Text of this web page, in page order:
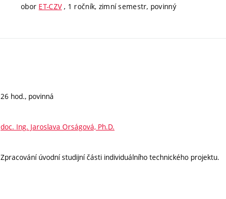
obor ET-CZV , 1 ročník, zimní semestr, povinný
26 hod., povinná
doc. Ing. Jaroslava Orságová, Ph.D.
Zpracování úvodní studijní části individuálního technického projektu.